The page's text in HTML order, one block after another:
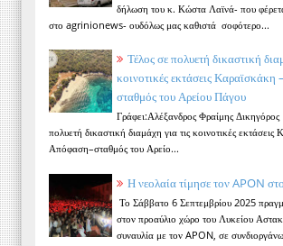
δήλωση του κ. Κώστα Λαϊνά- που
στο agrinionews- ουδόλως μας καθιστά σοφότερο...
Τέλος σε πολυετή δικαστική
κοινοτικές εκτάσεις
σταθμός του Αρείου Πάγου
Γράφει:Αλέξανδρος Φραίμης
πολυετή δικαστική διαμάχη για τις κοινοτικές
Απόφαση–σταθμός του Αρείο...
Η νεολαία τίμησε τον APON
Το Σάββατο 6 Σεπτεμβρίου 2025
στον προαύλιο χώρο του Λυκείου
συναυλία με τον APON, σε